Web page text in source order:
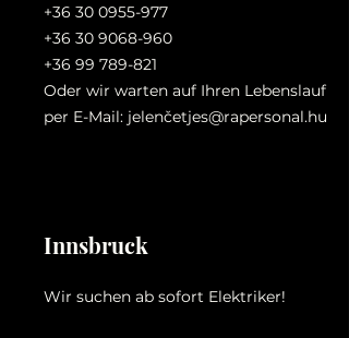
+36 30 0955-977
+36 30 9068-960
+36 99 789-821
Oder wir warten auf Ihren Lebenslauf
per E-Mail: jelenčetjes@rapersonal.hu
Innsbruck
Wir suchen ab sofort Elektriker!